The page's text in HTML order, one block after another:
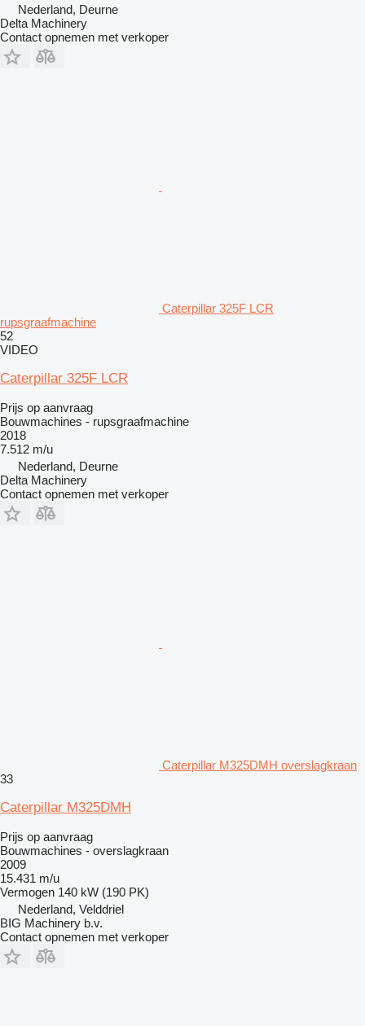
Nederland, Deurne
Delta Machinery
Contact opnemen met verkoper
Caterpillar 325F LCR
rupsgraafmachine
52
VIDEO
Caterpillar 325F LCR
Prijs op aanvraag
Bouwmachines - rupsgraafmachine
2018
7.512 m/u
Nederland, Deurne
Delta Machinery
Contact opnemen met verkoper
Caterpillar M325DMH overslagkraan
33
Caterpillar M325DMH
Prijs op aanvraag
Bouwmachines - overslagkraan
2009
15.431 m/u
Vermogen 140 kW (190 PK)
Nederland, Velddriel
BIG Machinery b.v.
Contact opnemen met verkoper